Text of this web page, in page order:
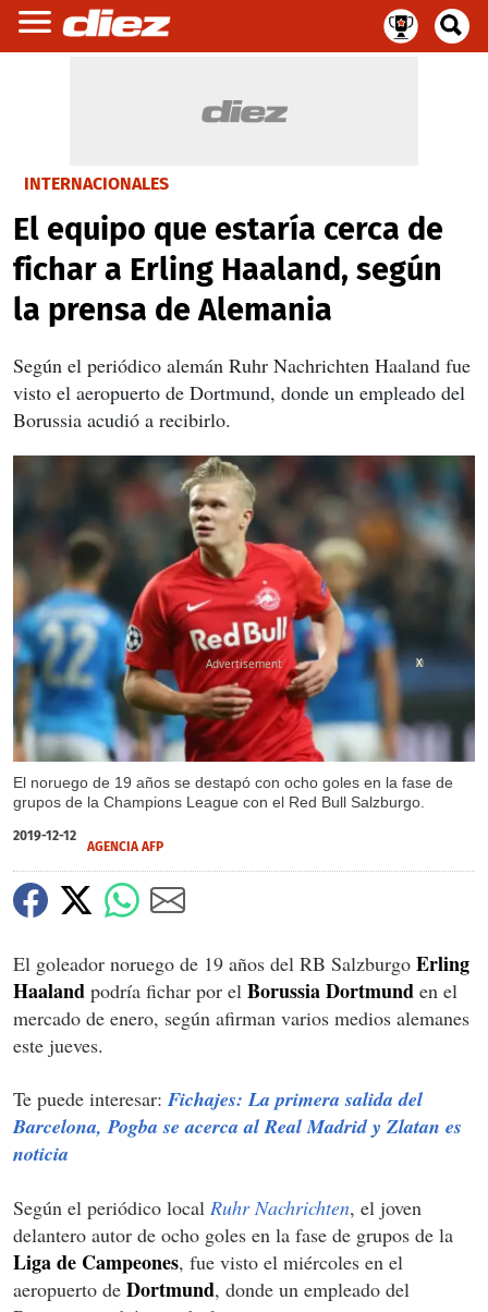
INTERNACIONALES
El equipo que estaría cerca de
fichar a Erling Haaland, según
la prensa de Alemania
Según el periódico alemán Ruhr Nachrichten Haaland fue
visto el aeropuerto de Dortmund, donde un empleado del
Borussia acudió a recibirlo.
El noruego de 19 años se destapó con ocho goles en la fase de
grupos de la Champions League con el Red Bull Salzburgo.
X
2019-12-12
AGENCIA AFP
El goleador noruego de 19 años del RB Salzburgo Erling
Haaland podría fichar por el Borussia Dortmund en el
mercado de enero, según afirman varios medios alemanes
este jueves.
Te puede interesar: Fichajes: La primera salida del
Barcelona, Pogba se acerca al Real Madrid y Zlatan es
noticia
Según el periódico local Ruhr Nachrichten, el joven
delantero autor de ocho goles en la fase de grupos de la
Liga de Campeones, fue visto el miércoles en el
aeropuerto de Dortmund, donde un empleado del